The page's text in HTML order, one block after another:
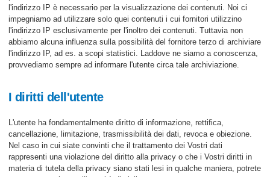
l'indirizzo IP è necessario per la visualizzazione dei contenuti. Noi ci
impegniamo ad utilizzare solo quei contenuti i cui fornitori utilizzino
l'indirizzo IP esclusivamente per l'inoltro dei contenuti. Tuttavia non
abbiamo alcuna influenza sulla possibilità del fornitore terzo di archiviare
l'indirizzo IP, ad es. a scopi statistici. Laddove ne siamo a conoscenza,
provvediamo sempre ad informare l'utente circa tale archiviazione.
I diritti dell'utente
L'utente ha fondamentalmente diritto di informazione, rettifica,
cancellazione, limitazione, trasmissibilità dei dati, revoca e obiezione.
Nel caso in cui siate convinti che il trattamento dei Vostri dati
rappresenti una violazione del diritto alla privacy o che i Vostri diritti in
materia di tutela della privacy siano stati lesi in qualche maniera, potrete